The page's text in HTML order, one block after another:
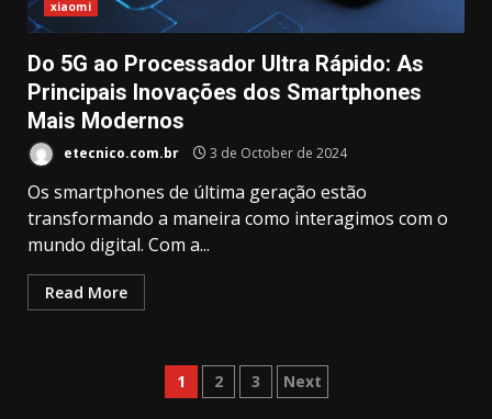
xiaomi
Do 5G ao Processador Ultra Rápido: As
Principais Inovações dos Smartphones
Mais Modernos
etecnico.com.br 3 de October de 2024
Os smartphones de última geração estão
transformando a maneira como interagimos com o
mundo digital. Com a...
Read More
Posts
1 2 3 Next